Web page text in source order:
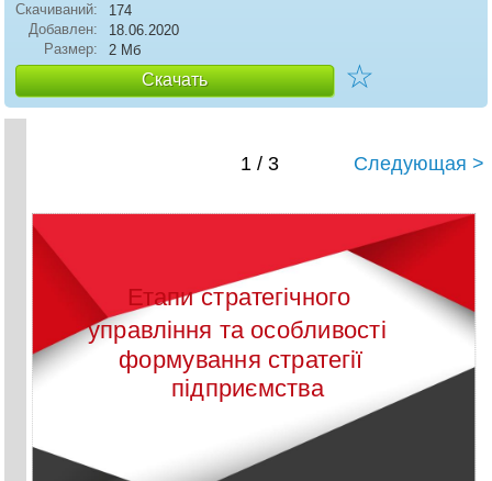
Скачиваний:
174
Добавлен:
18.06.2020
Размер:
2 Мб
Скачать ☆
1 / 3 Следующая >
Етапи стратегічного
управління та особливості
формування стратегії
підприємства